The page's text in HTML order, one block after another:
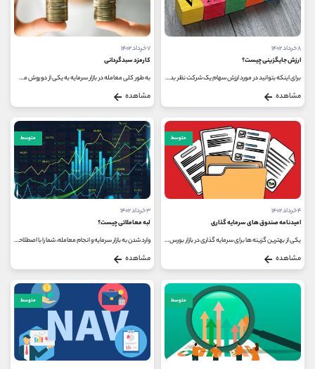
۸ خرداد ۱۴۰۲
ارزش جایگزینی چیست؟
برای اینکه بتوانید در مورد ارزش سهام یک شرکت نظر بدهید و اعداد و ارقام بیان کنید، باید از یک یا چند روش ارزش گذاری در کنار یکدیگر...
مشاهده
۷ خرداد ۱۴۰۲
کارمزد سبدگردانی
به طور کلی معامله در بازار سرمایه به یکی از دو روش مستقیم و یا غیر مستقیم انجام می شود. در روش مستقیم، سرمایه گذار شخصا انجام...
مشاهده
متوسط
۴ خرداد ۱۴۰۲
امیدنامه صندوق های سرمایه گذاری
یکی از بهترین گزینه ها برای سرمایه گذاری در بازار بورس و اوراق بهادار، خرید واحدهای صندوق سرمایه گذاری است؛ ولی همین موضوع...
مشاهده
متوسط
۳ خرداد ۱۴۰۲
لبه معاملاتی چیست؟
وارد شدن به بازار سرمایه و انجام معامله، شما را با اصطلاحات مختلفی آشنا می کند. لبه معاملاتی یکی از اصطلاحاتی است که اغلب تازه...
مشاهده
متوسط متوسط